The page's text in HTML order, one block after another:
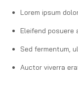
Lorem ipsum
Eleifend posuere
Sed fermentum,
Auctor viverra